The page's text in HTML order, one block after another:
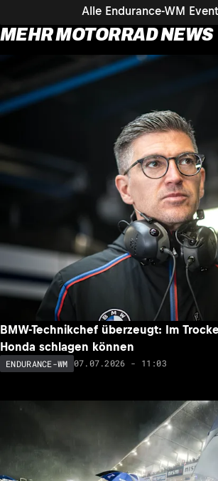
Alle Endurance-WM
MEHR MOTORRAD NEWS
BMW-Technikchef überzeugt: Im
Honda schlagen können
ENDURANCE-WM 07.07.2026 - 11:03